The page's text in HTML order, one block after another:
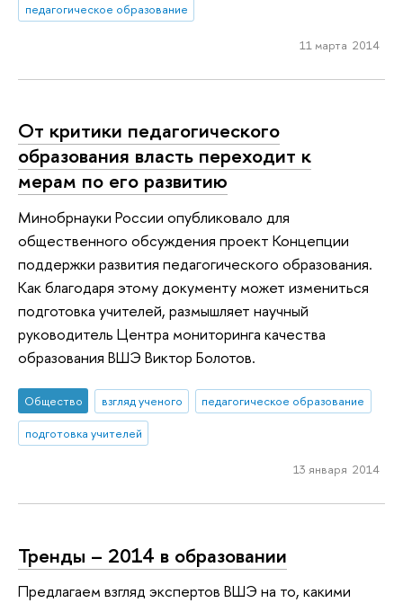
педагогическое образование
11 марта 2014
От критики педагогического
образования власть переходит к
мерам по его развитию
Минобрнауки России опубликовало для
общественного обсуждения проект Концепции
поддержки развития педагогического образования.
Как благодаря этому документу может измениться
подготовка учителей, размышляет научный
руководитель Центра мониторинга качества
образования ВШЭ Виктор Болотов.
Общество взгляд ученого
педагогическое образование
подготовка учителей
13 января 2014
Тренды – 2014 в образовании
Предлагаем взгляд экспертов ВШЭ на то, какими